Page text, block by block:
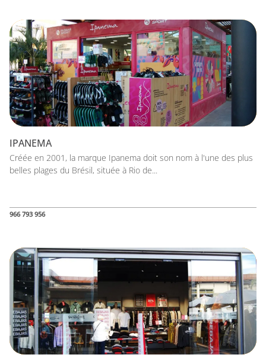
IPANEMA
Créée en 2001, la marque Ipanema doit son nom à l'une des plus
belles plages du Brésil, située à Rio de...
966 793 956